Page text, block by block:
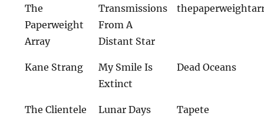
The
Paperweight
Array
Transmissions
From A
Distant Star
Kane Strang
My Smile Is
Extinct
Dead Oceans
The Clientele Lunar Days Tapete